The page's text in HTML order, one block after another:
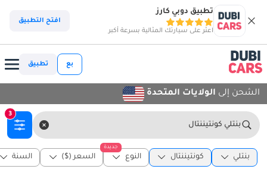
تطبيق دوبي كارز
اعثر على سيارتك المثالية بسرعة أكبر
افتح التطبيق
بع تطبيق
الشحن إلى الولايات المتحدة
بنتلي كونتيننتال
3
بنتلي كونتيننتال
جديدة
النوع السعر ($) السنة